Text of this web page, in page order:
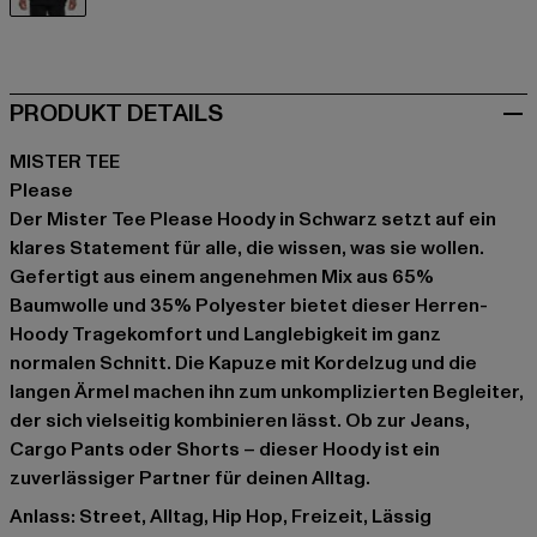
PRODUKT DETAILS
MISTER TEE
Please
Der Mister Tee Please Hoody in Schwarz setzt auf ein
klares Statement für alle, die wissen, was sie wollen.
Gefertigt aus einem angenehmen Mix aus 65%
Baumwolle und 35% Polyester bietet dieser Herren-
Hoody Tragekomfort und Langlebigkeit im ganz
normalen Schnitt. Die Kapuze mit Kordelzug und die
langen Ärmel machen ihn zum unkomplizierten Begleiter,
der sich vielseitig kombinieren lässt. Ob zur Jeans,
Cargo Pants oder Shorts – dieser Hoody ist ein
zuverlässiger Partner für deinen Alltag.
Anlass: Street, Alltag, Hip Hop, Freizeit, Lässig